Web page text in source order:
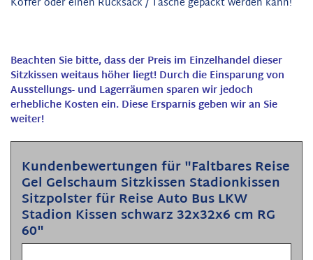
Beachten Sie bitte, dass der Preis im Einzelhandel dieser
Sitzkissen weitaus höher liegt! Durch die Einsparung von
Ausstellungs- und Lagerräumen sparen wir jedoch
erhebliche Kosten ein. Diese Ersparnis geben wir an Sie
weiter!
Kundenbewertungen für "Faltbares Reise
Gel Gelschaum Sitzkissen Stadionkissen
Sitzpolster für Reise Auto Bus LKW
Stadion Kissen schwarz 32x32x6 cm RG
60"